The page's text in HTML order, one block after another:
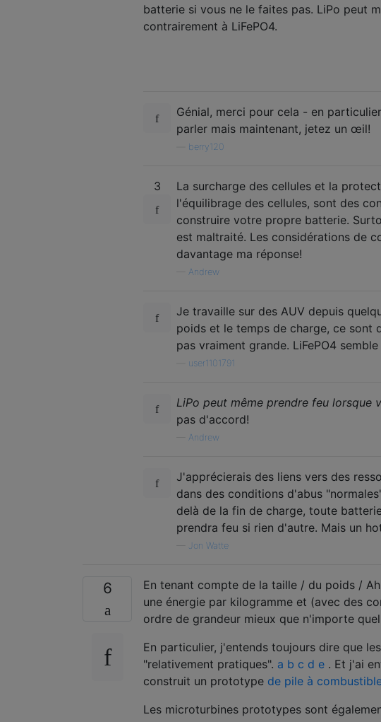
batterie si vous ne le faites pas. LiPo peut
contrairement à LiFePO4.
Génial, merci pour cela - en
parler mais maintenant, jetez un œil!
berry120
3
La surcharge des cellules et la
l'équilibrage des cellules, sont des
construire votre propre batterie.
est maltraité. Les considérations de
davantage ma réponse!
Andrew
Je travaille sur des AUV depuis
poids et le temps de charge, ce sont
pas vraiment grande. LiFePO4
user1101791
LiPo peut même prendre feu lorsque
pas d'accord!
Andrew
J'apprécierais des liens vers des
dans des conditions d'abus
delà de la fin de charge, toute
prendra feu si rien d'autre. Mais un
Jon Watte
6
En tenant compte de la taille / du poids /
une énergie par kilogramme et (avec des
ordre de grandeur mieux que n'importe
En particulier, j'entends toujours dire que
"relativement pratiques". a b c d e . Et j'ai
construit un prototype de pile à
Les microturbines prototypes sont